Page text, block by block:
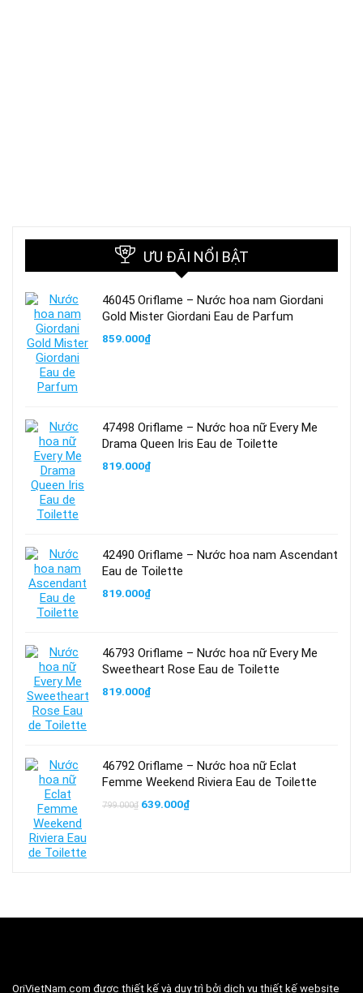
ƯU ĐÃI NỔI BẬT
46045 Oriflame – Nước hoa nam Giordani
Gold Mister Giordani Eau de Parfum
859.000₫
47498 Oriflame – Nước hoa nữ Every Me
Drama Queen Iris Eau de Toilette
819.000₫
42490 Oriflame – Nước hoa nam Ascendant
Eau de Toilette
819.000₫
46793 Oriflame – Nước hoa nữ Every Me
Sweetheart Rose Eau de Toilette
819.000₫
46792 Oriflame – Nước hoa nữ Eclat
Femme Weekend Riviera Eau de Toilette
799.000₫ Giá
639.000₫Giá
OriVietNam.com được thiết kế và duy trì bởi dịch vụ thiết kế website